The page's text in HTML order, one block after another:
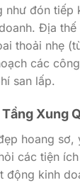
như đón tiếp
Địa
thoải nhẹ
các
san lấp.
Tầng Xung
hoang sơ,
các tiện
động kinh